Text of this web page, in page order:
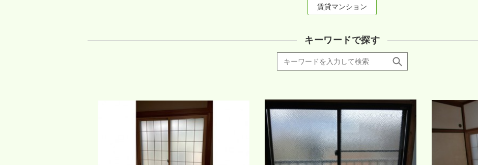
賃貸マンション
キーワードで探す